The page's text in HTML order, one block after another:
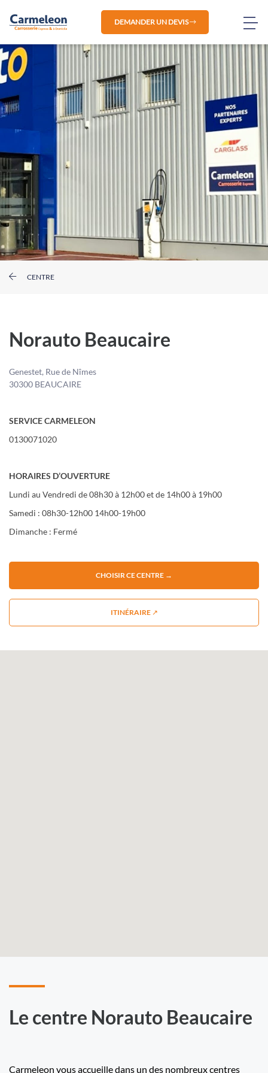
DEMANDER UN DEVIS
CENTRE
Norauto Beaucaire
Genestet, Rue de Nîmes
30300 BEAUCAIRE
SERVICE CARMELEON
0130071020
HORAIRES D’OUVERTURE
Lundi au Vendredi de 08h30 à 12h00 et de 14h00 à 19h00
Samedi : 08h30-12h00 14h00-19h00
Dimanche : Fermé
CHOISIR CE CENTRE →
ITINÉRAIRE ↗
Le centre Norauto Beaucaire
Carmeleon vous accueille dans un des nombreux centres